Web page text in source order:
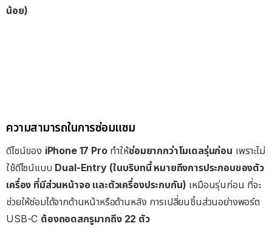
น้อย)
ความสามารถในการซ่อมแซม
ดีไซน์ของ iPhone 17 Proทำให้ซ่อมยากกว่าโมเดลรุ่นก่อน เพราะไม่
ใช้ดีไซน์แบบ Dual-Entry (ในบริบทนี้ หมายถึงการประกอบของตัว
เครื่อง ที่มีส่วนหน้าจอ และตัวเครื่องประกบกัน) เหมือนรุ่นก่อน ที่จะ
ช่วยให้ซ่อมได้จากด้านหน้าหรือด้านหลัง การเปลี่ยนชิ้นส่วนอย่างพอร์ต
USB-C ต้องถอดสกรูมากถึง 22 ตัว